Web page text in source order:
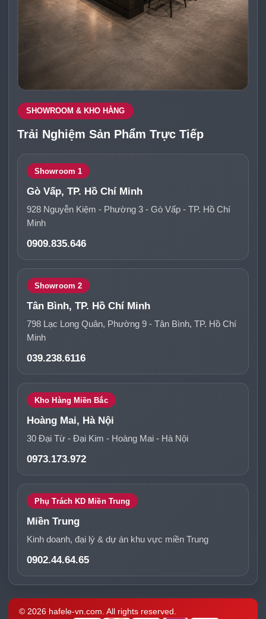
SHOWROOM & KHO HÀNG
Trải Nghiệm Sản Phẩm Trực Tiếp
Showroom 1
Gò Vấp, TP. Hồ Chí Minh
928 Nguyễn Kiệm - Phường 3 - Gò Vấp - TP. Hồ Chí
Minh
0909.835.646
Showroom 2
Tân Bình, TP. Hồ Chí Minh
798 Lạc Long Quân, Phường 9 - Tân Bình, TP. Hồ Chí
Minh
039.238.6116
Kho Hàng Miền Bắc
Hoàng Mai, Hà Nội
30 Đại Từ - Đại Kim - Hoàng Mai - Hà Nội
0973.173.972
Phụ Trách KD Miền Trung
Miền Trung
Kinh doanh, đại lý & dự án khu vực miền Trung
0902.44.64.65
© 2026 hafele-vn.com. All rights reserved.